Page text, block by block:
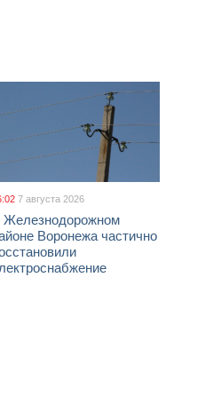
7 августа 2026
Железнодорожном
Воронежа частично